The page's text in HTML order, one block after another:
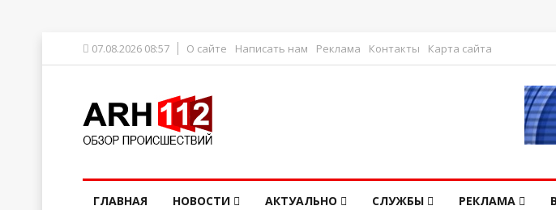
07.08.2026 08:57 О сайте Написать нам Реклама Контакты Карта сайта
ГЛАВНАЯ НОВОСТИ АКТУАЛЬНО СЛУЖБЫ РЕКЛАМА